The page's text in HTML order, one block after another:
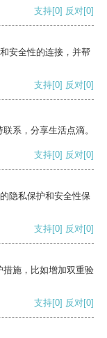
支持[0] 反对[0]
安全性的连接，并帮
支持[0] 反对[0]
系，分享生活点滴。
支持[0] 反对[0]
隐私保护和安全性保
支持[0] 反对[0]
施，比如增加双重验
支持[0] 反对[0]